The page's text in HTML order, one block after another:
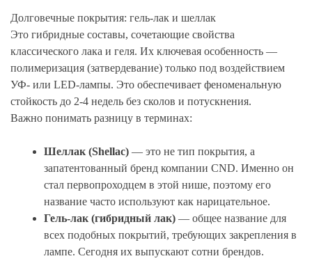
Долговечные покрытия: гель-лак и шеллак
Это гибридные составы, сочетающие свойства
классического лака и геля. Их ключевая особенность —
полимеризация (затвердевание) только под воздействием
УФ- или LED-лампы. Это обеспечивает феноменальную
стойкость до 2-4 недель без сколов и потускнения.
Важно понимать разницу в терминах:
Шеллак (Shellac) — это не тип покрытия, а
запатентованный бренд компании CND. Именно он
стал первопроходцем в этой нише, поэтому его
название часто используют как нарицательное.
Гель-лак (гибридный лак) — общее название для
всех подобных покрытий, требующих закрепления в
лампе. Сегодня их выпускают сотни брендов.